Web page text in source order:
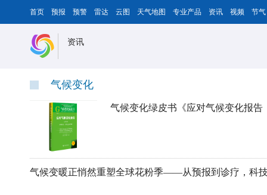
首页 预报 预警 雷达 云图 天气地图 专业产品 资讯 视频 节气
资讯
气候变化
气候变化绿皮书《应对气候变化报告